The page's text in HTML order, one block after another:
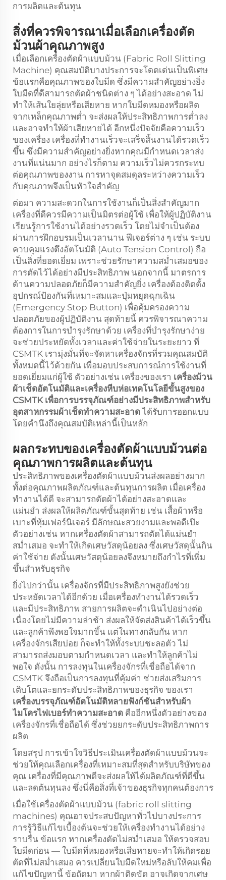
การผลิตและต้นทุน
สิ่งที่ควรพิจารณาเมื่อเลือกเครื่องตัด
ม้วนผ้าคุณภาพสูง
เมื่อเลือกเครื่องตัดผ้าแบบม้วน (Fabric Roll Slitting
Machine) คุณสมบัติบางประการจะโดดเด่นเป็นพิเศษ
ข้อแรกคือคุณภาพของใบมีด ซึ่งมีความสำคัญอย่างยิ่ง
ใบมีดที่ดีสามารถตัดผ้าชนิดต่าง ๆ ได้อย่างสะอาด ไม่
ทำให้เส้นใยลุ่ยหรือเสียหาย หากใบมีดหมองหรือผลิต
จากเหล็กคุณภาพต่ำ จะส่งผลให้ประสิทธิภาพการต่ำลง
และอาจทำให้ผ้าเสียหายได้ อีกหนึ่งปัจจัยคือความเร็ว
ของเครื่อง เครื่องที่ทำงานเร็วจะเสร็จสิ้นงานได้รวดเร็ว
ขึ้น ซึ่งมีความสำคัญอย่างยิ่งหากคุณมีกำหนดเวลาส่ง
งานที่แน่นมาก อย่างไรก็ตาม ความเร็วไม่ควรกระทบ
ต่อคุณภาพของงาน การหาจุดสมดุลระหว่างความเร็ว
กับคุณภาพจึงเป็นหัวใจสำคัญ
ต่อมา ความสะดวกในการใช้งานก็เป็นสิ่งสำคัญมาก
เครื่องที่ดีควรมีความเป็นมิตรต่อผู้ใช้ เพื่อให้ผู้ปฏิบัติงาน
เรียนรู้การใช้งานได้อย่างรวดเร็ว โดยไม่จำเป็นต้อง
ผ่านการฝึกอบรมเป็นเวลานาน ฟีเจอร์ต่าง ๆ เช่น ระบบ
ควบคุมแรงตึงอัตโนมัติ (Auto Tension Control) ถือ
เป็นสิ่งที่ยอดเยี่ยม เพราะช่วยรักษาความสม่ำเสมอของ
การตัดไว้ได้อย่างมีประสิทธิภาพ นอกจากนี้ มาตรการ
ด้านความปลอดภัยก็มีความสำคัญยิ่ง เครื่องต้องติดตั้ง
อุปกรณ์ป้องกันที่เหมาะสมและปุ่มหยุดฉุกเฉิน
(Emergency Stop Button) เพื่อคุ้มครองความ
ปลอดภัยของผู้ปฏิบัติงาน สุดท้ายนี้ ควรพิจารณาความ
ต้องการในการบำรุงรักษาด้วย เครื่องที่บำรุงรักษาง่าย
จะช่วยประหยัดทั้งเวลาและค่าใช้จ่ายในระยะยาว ที่
CSMTK เรามุ่งมั่นที่จะจัดหาเครื่องจักรที่รวมคุณสมบัติ
ทั้งหมดนี้ไว้ด้วยกัน เพื่อมอบประสบการณ์การใช้งานที่
ยอดเยี่ยมแก่ผู้ใช้ ตัวอย่างเช่น เครื่องของเรา เครื่องม้วน
ผ้าเช็ดอัตโนมัติและเครื่องหีบห่อเทคโนโลยีขั้นสูงของ
CSMTK เพื่อการบรรจุภัณฑ์อย่างมีประสิทธิภาพสำหรับ
อุตสาหกรรมผ้าเช็ดทำความสะอาดได้รับการออกแบบ
โดยคำนึงถึงคุณสมบัติเหล่านี้เป็นหลัก
ผลกระทบของเครื่องตัดผ้าแบบม้วนต่อ
คุณภาพการผลิตและต้นทุน
ประสิทธิภาพของเครื่องตัดผ้าแบบม้วนส่งผลอย่างมาก
ทั้งต่อคุณภาพผลิตภัณฑ์และต้นทุนการผลิต เมื่อเครื่อง
ทำงานได้ดี จะสามารถตัดผ้าได้อย่างสะอาดและ
แม่นยำ ส่งผลให้ผลิตภัณฑ์ขั้นสุดท้าย เช่น เสื้อผ้าหรือ
เบาะที่หุ้มเฟอร์นิเจอร์ มีลักษณะสวยงามและพอดีเป๊ะ
ตัวอย่างเช่น หากเครื่องตัดผ้าสามารถตัดได้แม่นยำ
สม่ำเสมอ จะทำให้เกิดเศษวัสดุน้อยลง ซึ่งเศษวัสดุนั้นกิน
ค่าใช้จ่าย ดังนั้นเศษวัสดุน้อยลงจึงหมายถึงกำไรที่เพิ่ม
ขึ้นสำหรับธุรกิจ
ยิ่งไปกว่านั้น เครื่องจักรที่มีประสิทธิภาพสูงยังช่วย
ประหยัดเวลาได้อีกด้วย เมื่อเครื่องทำงานได้รวดเร็ว
และมีประสิทธิภาพ สายการผลิตจะดำเนินไปอย่างต่อ
เนื่องโดยไม่มีความล่าช้า ส่งผลให้จัดส่งสินค้าได้เร็วขึ้น
และลูกค้าพึงพอใจมากขึ้น แต่ในทางกลับกัน หาก
เครื่องจักรเสียบ่อย ก็จะทำให้ทั้งระบบชะลอตัว ไม่
สามารถส่งมอบตามกำหนดเวลา และทำให้ลูกค้าไม่
พอใจ ดังนั้น การลงทุนในเครื่องจักรที่เชื่อถือได้จาก
CSMTK จึงถือเป็นการลงทุนที่คุ้มค่า ช่วยส่งเสริมการ
เติบโตและยกระดับประสิทธิภาพของธุรกิจ ของเรา
เครื่องบรรจุภัณฑ์อัตโนมัติหลายฟังก์ชันสำหรับผ้า
ไมโครไฟเบอร์ทำความสะอาด คืออีกหนึ่งตัวอย่างของ
เครื่องจักรที่เชื่อถือได้ ซึ่งช่วยยกระดับประสิทธิภาพการ
ผลิต
โดยสรุป การเข้าใจวิธีประเมินเครื่องตัดผ้าแบบม้วนจะ
ช่วยให้คุณเลือกเครื่องที่เหมาะสมที่สุดสำหรับบริษัทของ
คุณ เครื่องที่มีคุณภาพดีจะส่งผลให้ได้ผลิตภัณฑ์ที่ดีขึ้น
และลดต้นทุนลง ซึ่งนี่คือสิ่งที่เจ้าของธุรกิจทุกคนต้องการ
เมื่อใช้เครื่องตัดผ้าแบบม้วน (fabric roll slitting
machines) คุณอาจประสบปัญหาทั่วไปบางประการ
การรู้วิธีแก้ไขเบื้องต้นจะช่วยให้เครื่องทำงานได้อย่าง
ราบรื่น ข้อแรก หากเครื่องตัดไม่สม่ำเสมอ ให้ตรวจสอบ
ใบมีดก่อน — ใบมีดที่หมองหรือเสียหายจะทำให้เกิดรอย
ตัดที่ไม่สม่ำเสมอ ควรเปลี่ยนใบมีดใหม่หรือลับให้คมเพื่อ
แก้ไขปัญหานี้ ข้อถัดมา หากผ้าติดขัด อาจเกิดจากเศษ